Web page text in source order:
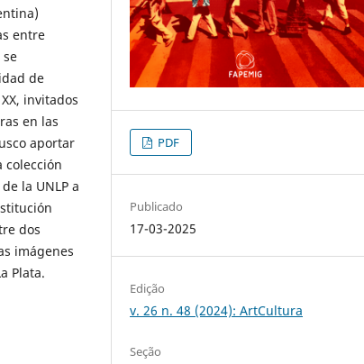
entre
de
invitados
en las
aportar
colección
la UNLP a
dos
imágenes
Plata.
PDF
Publicado
17-03-2025
Edição
v. 26 n. 48 (2024): ArtCultura
Seção